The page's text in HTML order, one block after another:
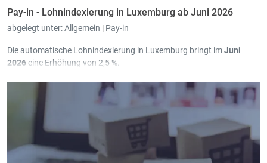
Pay-in - Lohnindexierung in Luxemburg ab Juni 2026
abgelegt unter:Allgemein | Pay-in
Die automatische Lohnindexierung in Luxemburg bringt imJuni
2026eine Erhöhung von 2,5 %.
Erweiterungen programmiert.